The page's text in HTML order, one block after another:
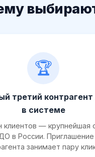
🏆
третий
в системе
клиентов — крупнейшая
в России. Приглашение
занимает пару